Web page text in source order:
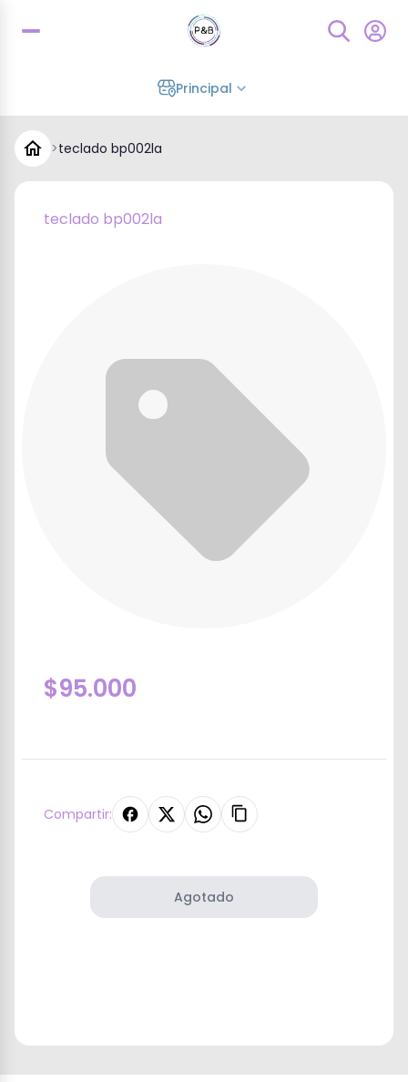
Principal
>teclado bp002la
teclado bp002la
$95.000
Compartir:
Agotado